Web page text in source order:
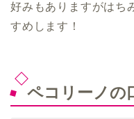
好みもありますがはち
すめします！
ペコリーノの